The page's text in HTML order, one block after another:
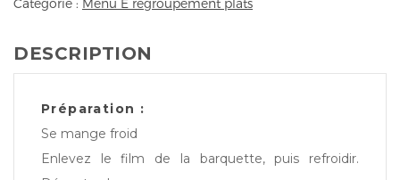
Catégorie : Menu E regroupement plats
DESCRIPTION
Préparation :
Se mange froid
Enlevez le film de la barquette, puis refroidir.